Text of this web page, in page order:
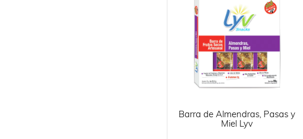
Barra de Almendras, Pasas y
Miel Lyv